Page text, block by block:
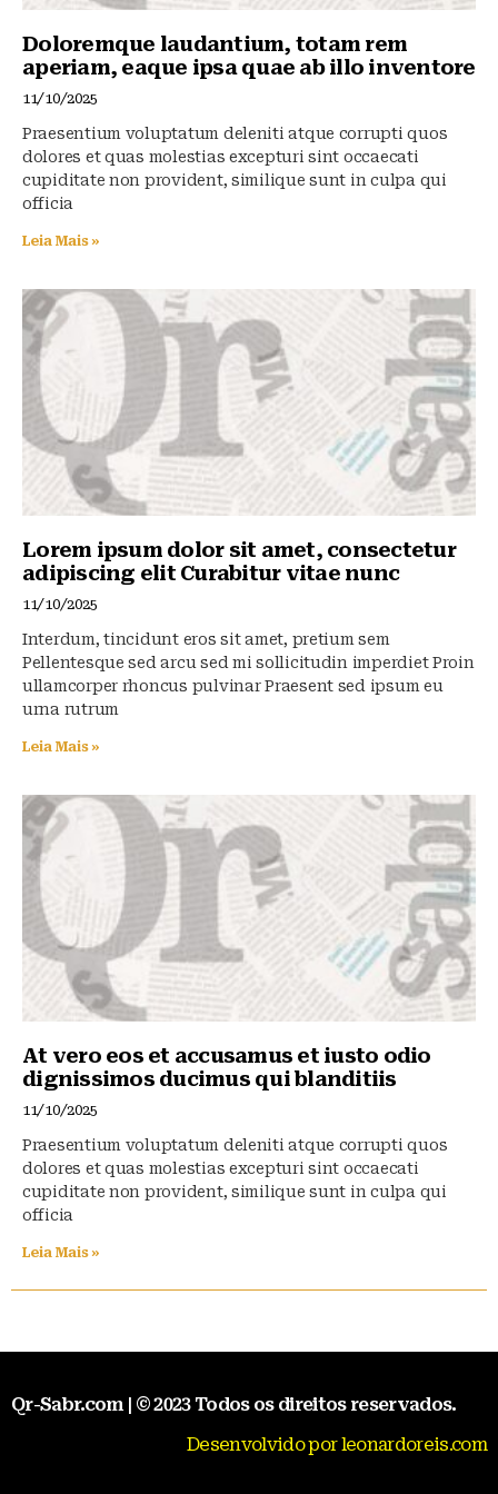
Doloremque laudantium, totam rem
aperiam, eaque ipsa quae ab illo inventore
11/10/2025
Praesentium voluptatum deleniti atque corrupti quos
dolores et quas molestias excepturi sint occaecati
cupiditate non provident, similique sunt in culpa qui
officia
Leia Mais »
Lorem ipsum dolor sit amet, consectetur
adipiscing elit Curabitur vitae nunc
11/10/2025
Interdum, tincidunt eros sit amet, pretium sem
Pellentesque sed arcu sed mi sollicitudin imperdiet Proin
ullamcorper rhoncus pulvinar Praesent sed ipsum eu
urna rutrum
Leia Mais »
At vero eos et accusamus et iusto odio
dignissimos ducimus qui blanditiis
11/10/2025
Praesentium voluptatum deleniti atque corrupti quos
dolores et quas molestias excepturi sint occaecati
cupiditate non provident, similique sunt in culpa qui
officia
Leia Mais »
Qr-Sabr.com | © 2023 Todos os direitos reservados.
Desenvolvido por leonardoreis.com